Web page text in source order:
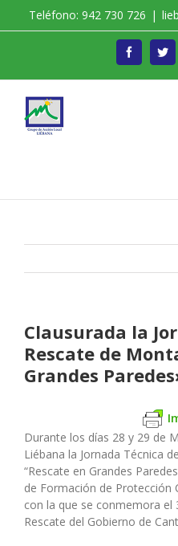
Teléfono: 942 730 726 |
Facebook
Clausurada la
Rescate de
Grandes
Durante los días 28 y 29 de
Liébana la Jornada Técnica
“Rescate en Grandes
de Formación de Protección
con la que se conmemora el
Rescate del Gobierno de